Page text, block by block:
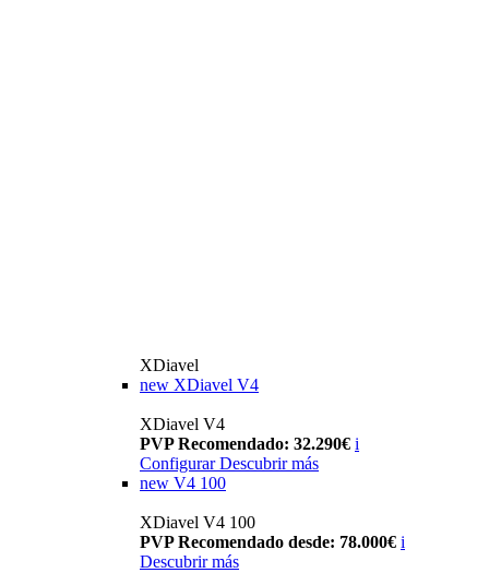
XDiavel
new XDiavel V4
XDiavel V4
PVP Recomendado: 32.290€ i
Configurar Descubrir más
new V4 100
XDiavel V4 100
PVP Recomendado desde: 78.000€ i
Descubrir más